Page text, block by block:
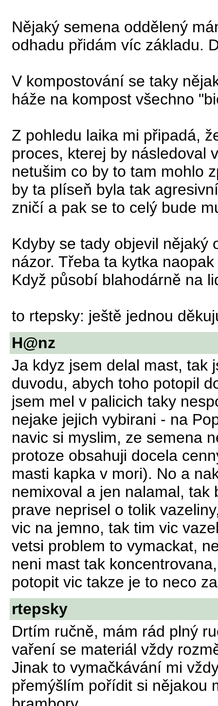
Nějaký semena oddělený
odhadu přidám víc základu.
V kompostování se taky
háže na kompost všechno
Z pohledu laika mi připadá,
proces, kterej by následoval
netušim co by to tam mohlo
by ta plíseň byla tak
zničí a pak se to celý bude
Kdyby se tady objevil
názor. Třeba ta kytka
Když působí blahodárně na
to rtepsky: ještě jednou
H@nz
Ja kdyz jsem delal mast, tak
duvodu, abych toho potopil
jsem mel v palicich taky
nejake jejich vybirani - na
navic si myslim, ze semena
protoze obsahuji docela
masti kapka v mori). No a
nemixoval a jen nalamal,
prave neprisel o tolik
vic na jemno, tak tim vic
vetsi problem to vymackat,
neni mast tak
potopit vic takze je to neco
rtepsky
Drtím ručně, mám rád plný
vaření se materiál vždy
Jinak to vymačkávání mi
přemýšlím pořídit si nějakou